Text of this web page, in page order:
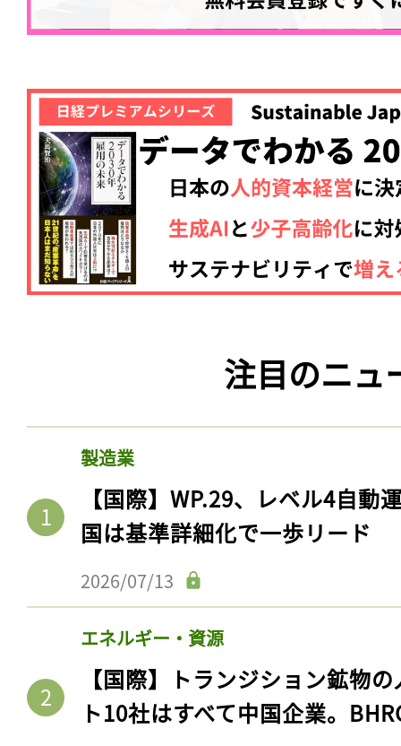
注目のニュ
製造業
【国際】WP.29、レベル4自動
国は基準詳細化で一歩リード
2026/07/13
エネルギー・資源
【国際】トランジション鉱物
ト10社はすべて中国企業。